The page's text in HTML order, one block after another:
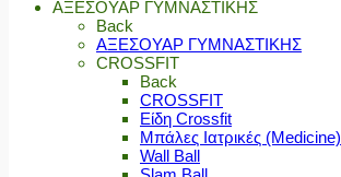
ΑΞΕΣΟΥΑΡ ΓΥΜΝΑΣΤΙΚΗΣ
Back
ΑΞΕΣΟΥΑΡ ΓΥΜΝΑΣΤΙΚΗΣ
CROSSFIT
Back
CROSSFIT
Είδη Crossfit
Μπάλες Ιατρικές (Medicine)
Wall Ball